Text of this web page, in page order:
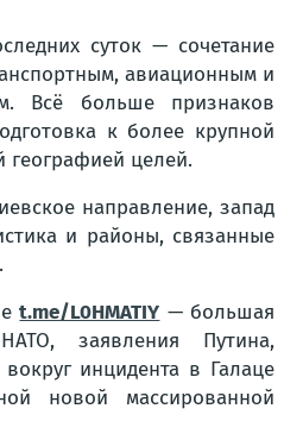
суток — сочетание
авиационным и
Всё больше признаков
к более крупной
целей.
направление, запад
и районы, связанные
t.me/L0HMATIY — большая
заявления Путина,
инцидента в Галаце
новой массированной